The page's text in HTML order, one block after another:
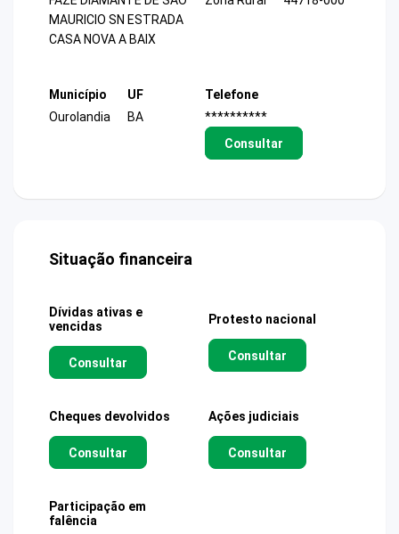
MAURICIO SN ESTRADA
CASA NOVA A BAIX
Município
Ourolandia
UF
BA
Telefone
**********
Consultar
Situação financeira
Dívidas ativas e
vencidas
Consultar
Protesto nacional
Consultar
Cheques devolvidos
Consultar
Ações judiciais
Consultar
Participação em
falência